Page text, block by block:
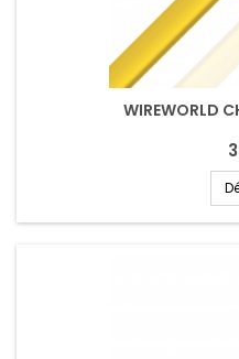
WIREWORLD